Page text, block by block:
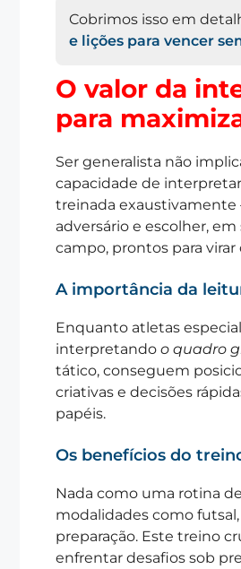
Cobrimos isso em
e lições para vencer
O valor da
para
Ser generalista não
capacidade de
treinada
adversário e escolher,
campo, prontos para
A importância da
Enquanto atletas
interpretando o quadro
tático, conseguem
criativas e decisões
papéis.
Os benefícios do
Nada como uma rotina de
modalidades como
preparação. Este treino
enfrentar desafios sob